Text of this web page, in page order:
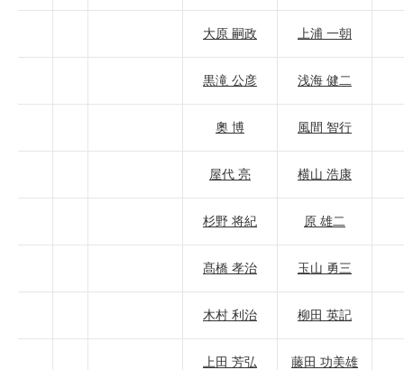
大原 嗣政 上浦 一朝
黒滝 公彦 浅海 健二
奧 博 風間 智行
屋代 亮 横山 浩康
杉野 将紀 原 雄二
髙橋 孝治 玉山 勇三
木村 利治 柳田 英記
上田 芳弘 藤田 功美雄